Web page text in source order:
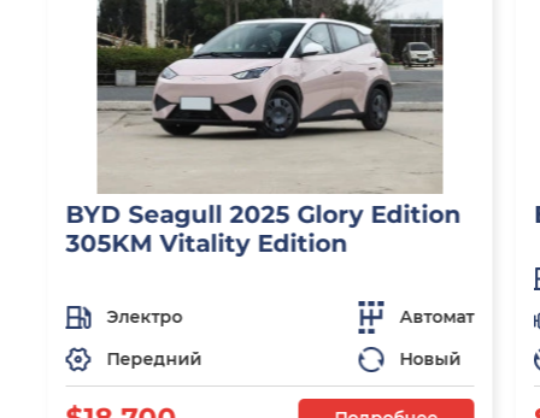
BYD Seagull 2025 Glory Edition
305KM Vitality Edition
Электро
Автомат
Передний
Новый